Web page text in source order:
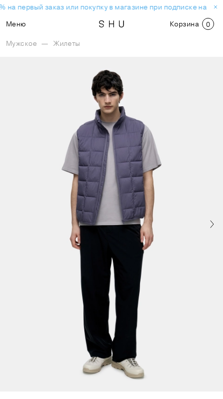
на первый заказ или покупку в магазине при подписке на
Меню
Корзина 0
Мужское — Жилеты